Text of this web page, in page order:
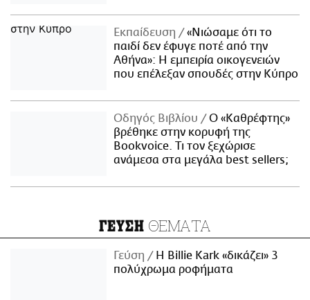
Εκπαίδευση
«Νιώσαμε ότι το
παιδί δεν έφυγε ποτέ από την
Αθήνα»: Η εμπειρία οικογενειών
που επέλεξαν σπουδές στην Κύπρο
Οδηγός Βιβλίου
Ο «Καθρέφτης»
βρέθηκε στην κορυφή της
Bookvoice. Τι τον ξεχώρισε
ανάμεσα στα μεγάλα best sellers;
ΓΕΥΣΗ ΘΕΜΑΤΑ
Γεύση
H Billie Kark «δικάζει» 3
πολύχρωμα ροφήματα